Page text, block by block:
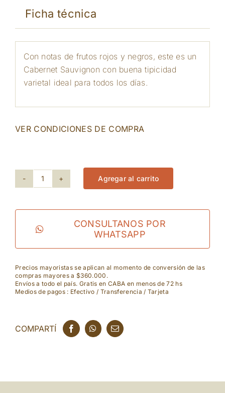
Ficha técnica
Con notas de frutos rojos y negros, este es un
Cabernet Sauvignon con buena tipicidad
varietal ideal para todos los días.
VER CONDICIONES DE COMPRA
Mount
-
-
375
cantidad
Agregar al carrito
CONSULTANOS POR
WHATSAPP
Precios mayoristas se aplican al momento de conversión de las
compras mayores a $360.000.
Envíos a todo el país. Gratis en CABA en menos de 72 hs
Medios de pagos : Efectivo / Transferencia / Tarjeta
COMPARTÍ